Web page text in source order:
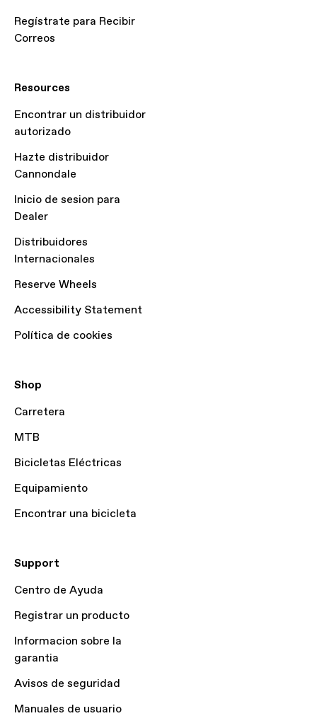
Regístrate para Recibir
Correos
Resources
Encontrar un distribuidor
autorizado
Hazte distribuidor
Cannondale
Inicio de sesion para
Dealer
Distribuidores
Internacionales
Reserve Wheels
Accessibility Statement
Política de cookies
Shop
Carretera
MTB
Bicicletas Eléctricas
Equipamiento
Encontrar una bicicleta
Support
Centro de Ayuda
Registrar un producto
Informacion sobre la
garantia
Avisos de seguridad
Manuales de usuario